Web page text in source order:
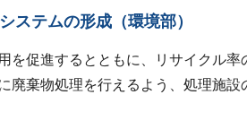
ステムの形成（環境部）
を促進するとともに、リサイクル
廃棄物処理を行えるよう、処理施設